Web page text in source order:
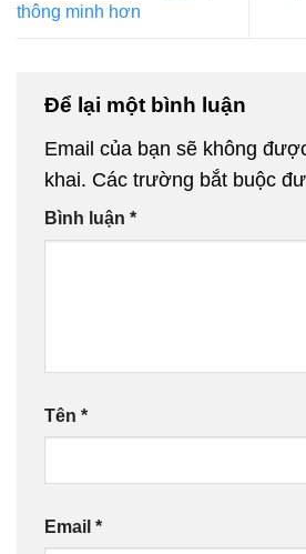
thông minh hơn
Để lại một bình luận
Email của bạn sẽ không
khai. Các trường bắt buộc
Bình luận *
Tên *
Email *